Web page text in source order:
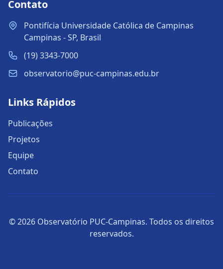
Contato
Pontifícia Universidade Católica de Campinas
Campinas - SP, Brasil
(19) 3343-7000
observatorio@puc-campinas.edu.br
Links Rápidos
Publicações
Projetos
Equipe
Contato
© 2026 Observatório PUC-Campinas. Todos os direitos
reservados.